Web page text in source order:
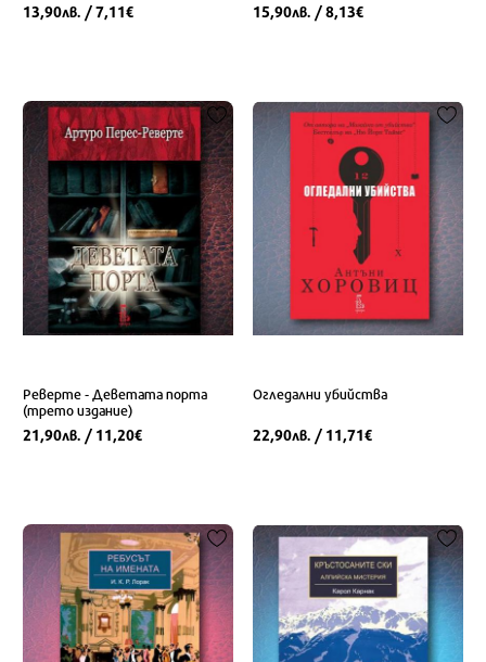
13,90лв. / 7,11€ 15,90лв. / 8,13€
Реверте - Деветата порта
(трето издание)
21,90лв. / 11,20€
Огледални убийства
22,90лв. / 11,71€